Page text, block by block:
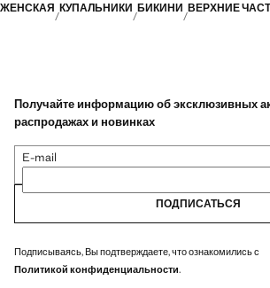
ЖЕНСКАЯ КУПАЛЬНИКИ БИКИНИ ВЕРХНИЕ
Получайте информацию об эксклюзивных
распродажах и новинках
E-mail
ПОДПИСАТЬСЯ
Подписываясь, Вы подтверждаете, что ознакомились с
Политикой конфиденциальности.